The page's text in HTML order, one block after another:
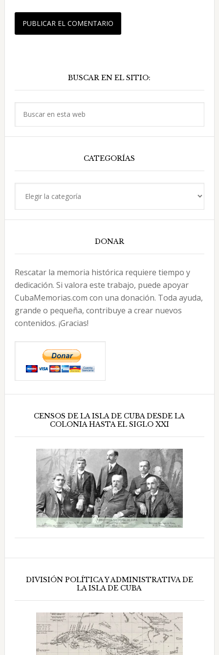
principal
BUSCAR EN EL SITIO:
CATEGORÍAS
DONAR
Rescatar la memoria histórica requiere tiempo y
dedicación. Si valora este trabajo, puede apoyar
CubaMemorias.com con una donación. Toda ayuda,
grande o pequeña, contribuye a crear nuevos
contenidos. ¡Gracias!
CENSOS DE LA ISLA DE CUBA DESDE LA
COLONIA HASTA EL SIGLO XXI
DIVISIÓN POLÍTICA Y ADMINISTRATIVA DE
LA ISLA DE CUBA